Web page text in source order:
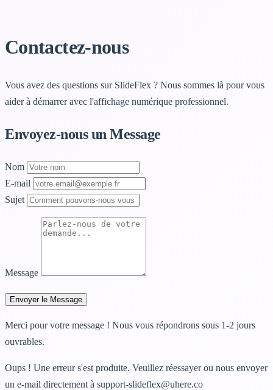
Contactez-nous
Vous avez des questions sur SlideFlex ? Nous sommes là pour vous
aider à démarrer avec l'affichage numérique professionnel.
Envoyez-nous un Message
Nom
E-mail
Sujet
Message
Envoyer le Message
Merci pour votre message ! Nous vous répondrons sous 1-2 jours
ouvrables.
Oups ! Une erreur s'est produite. Veuillez réessayer ou nous envoyer
un e-mail directement à support-slideflex@uhere.co